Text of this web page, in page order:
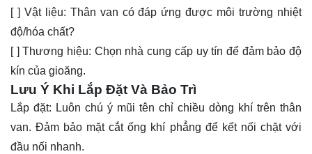
[ ] Vật liệu: Thân van có đáp ứng được môi trường nhiệt
độ/hóa chất?
[ ] Thương hiệu: Chọn nhà cung cấp uy tín để đảm bảo độ
kín của gioăng.
Lưu Ý Khi Lắp Đặt Và Bảo Trì
Lắp đặt: Luôn chú ý mũi tên chỉ chiều dòng khí trên thân
van. Đảm bảo mặt cắt ống khí phẳng để kết nối chặt với
đầu nối nhanh.